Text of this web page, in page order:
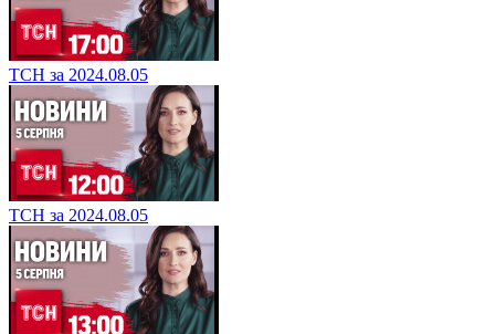
ТСН за 2024.08.05
ТСН за 2024.08.05